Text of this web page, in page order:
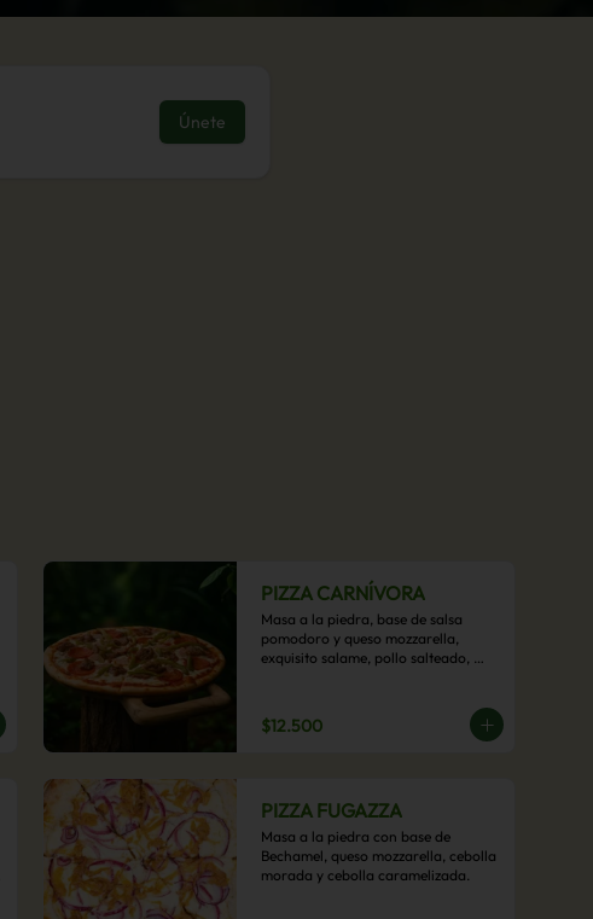
Únete
PIZZA CARNÍVORA
Masa a la piedra, base de salsa
pomodoro y queso mozzarella,
exquisito salame, pollo salteado,
$12.500
PIZZA FUGAZZA
Masa a la piedra con base de
Bechamel, queso mozzarella, cebolla
morada y cebolla caramelizada.